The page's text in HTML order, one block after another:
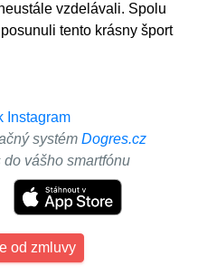
vzdelávali. Spolu
tento krásny šport
Instagram
systém Dogres.cz
vášho smartfónu
od zmluvy